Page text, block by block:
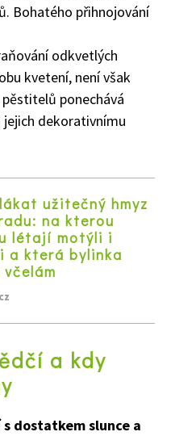
Bohatého přihnojování
odkvetlých
kvetení, není však
ponechává
dekorativnímu
užitečný hmyz
na kterou
létají motýli i
a která bylinka
a kdy
dostatkem slunce a